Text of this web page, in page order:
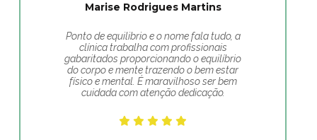
Marise Rodrigues Martins
Ponto de equilibrio e o nome fala tudo, a
clínica trabalha com profissionais
gabaritados proporcionando o equilíbrio
do corpo e mente trazendo o bem estar
físico e mental. É maravilhoso ser bem
cuidada com atenção dedicação.